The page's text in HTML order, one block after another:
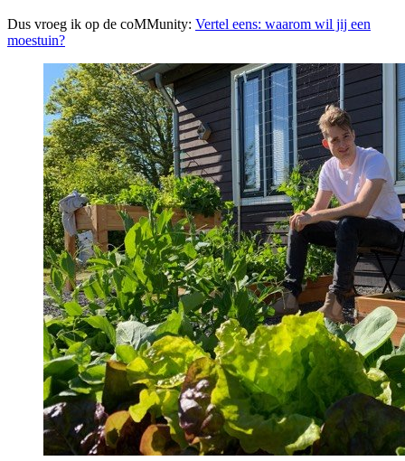
Dus vroeg ik op de coMMunity: Vertel eens: waarom wil jij een
moestuin?